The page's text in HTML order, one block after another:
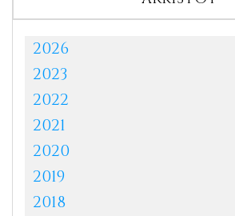
2026
2023
2022
2021
2020
2019
2018